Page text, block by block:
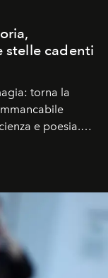
stelle cadenti
torna la
e poesia.
verso la volta